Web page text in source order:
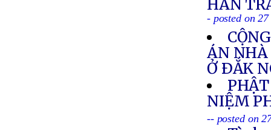
HÁN
- posted on
ÁN NHÀ
Ở ÐẮK
NIỆM
-- posted on